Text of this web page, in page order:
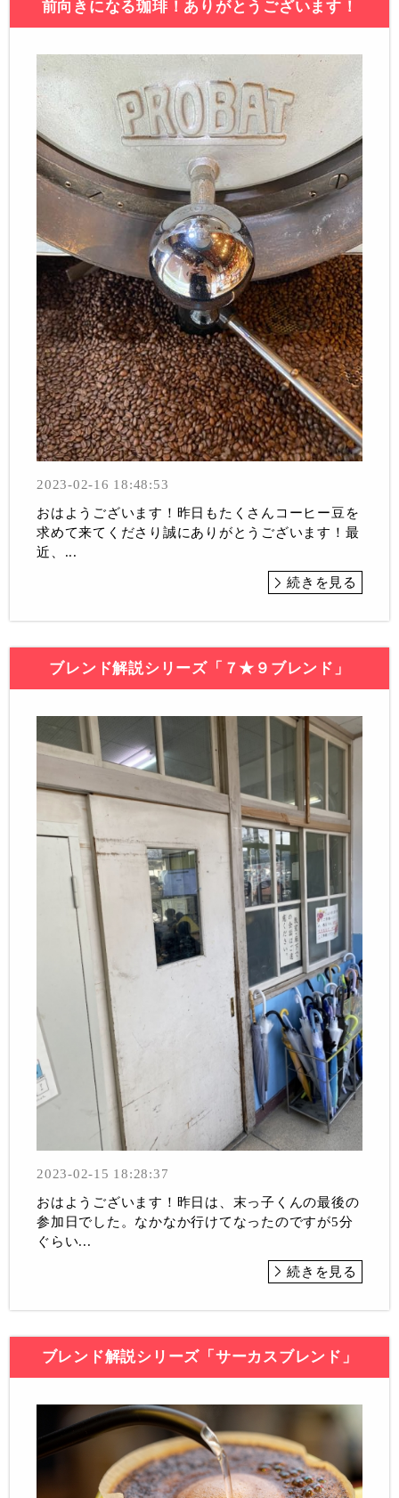
前向きになる珈琲！ありがとうございます！
2023-02-16 18:48:53
おはようございます！昨日もたくさんコーヒー豆を
求めて来てくださり誠にありがとうございます！最
近、...
続きを見る
ブレンド解説シリーズ「７★９ブレンド」
2023-02-15 18:28:37
おはようございます！昨日は、末っ子くんの最後の
参加日でした。なかなか行けてなったのですが5分
ぐらい...
続きを見る
ブレンド解説シリーズ「サーカスブレンド」